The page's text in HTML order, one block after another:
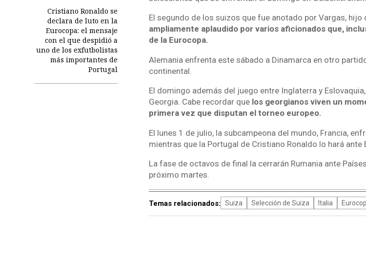
Cristiano Ronaldo se
declara de luto en la
Eurocopa: el mensaje
con el que despidió a
uno de los exfutbolistas
más importantes de
Portugal
El segundo de los suizos que fue anotado por Vargas, hijo
ampliamente aplaudido por varios aficionados que,
de la Eurocopa.
Alemania enfrenta este sábado a Dinamarca en otro
continental.
El domingo además del juego entre Inglaterra y
Georgia. Cabe recordar quelos georgianos viven un
primera vez que disputan el torneo europeo.
El lunes 1 de julio, la subcampeona del mundo, Francia,
mientras que la Portugal de Cristiano Ronaldo lo hará ante
La fase de octavos de final la cerrarán Rumania ante
próximo martes.
Temas relacionados: Suiza Selección de Suiza Italia